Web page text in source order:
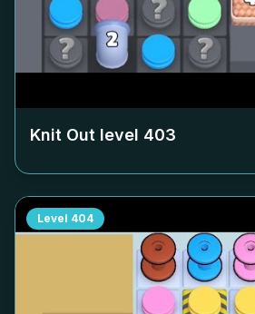
Knit Out level 403
Level 404